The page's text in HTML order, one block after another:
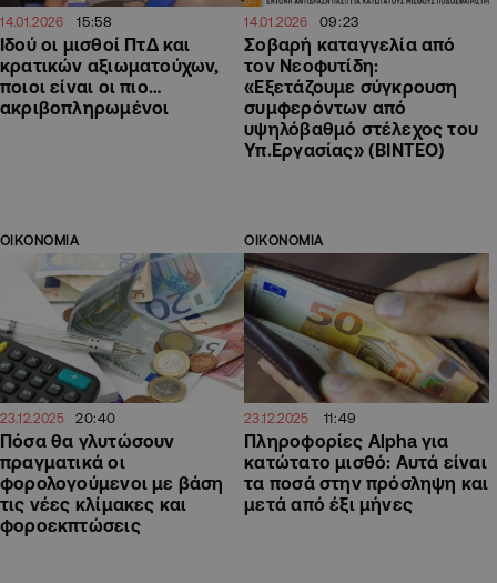
14.01.2026 15:58
Ιδού οι μισθοί ΠτΔ και
κρατικών αξιωματούχων,
ποιοι είναι οι πιο…
ακριβοπληρωμένοι
14.01.2026 09:23
Σοβαρή καταγγελία από
τον Νεοφυτίδη:
«Εξετάζουμε σύγκρουση
συμφερόντων από
υψηλόβαθμό στέλεχος του
Υπ.Εργασίας» (ΒΙΝΤΕΟ)
ΟΙΚΟΝΟΜΙΑ
23.12.2025 20:40
Πόσα θα γλυτώσουν
πραγματικά οι
φορολογούμενοι με βάση
τις νέες κλίμακες και
φοροεκπτώσεις
ΟΙΚΟΝΟΜΙΑ
23.12.2025 11:49
Πληροφορίες Alpha για
κατώτατο μισθό: Αυτά είναι
τα ποσά στην πρόσληψη και
μετά από έξι μήνες